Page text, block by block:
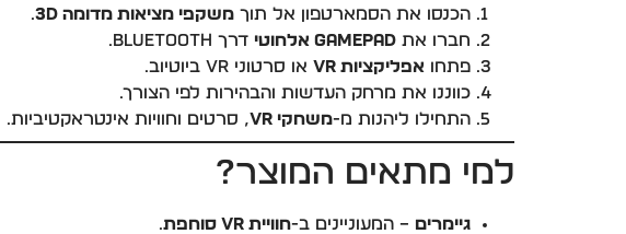
הכנסו את הסמארטפון אל תוך משקפי מציאות מדומה 3D
.
חברו את Gamepad אלחוטי
דרך Bluetooth.
פתחו אפליקציות VR
או סרטוני VR ביוטיוב.
כווננו את מרחק העדשות והבהירות לפי הצורך.
התחילו ליהנות מ-משחקי VR , סרטים וחוויות אינטראקטיביות.
למי מתאים המוצר?
גיימרים – המעוניינים ב-חוויית VR סוחפת
.